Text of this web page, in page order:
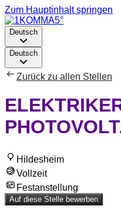
Zum Hauptinhalt springen
Deutsch
Deutsch
Zurück zu allen Stellen
Hildesheim
Vollzeit
Festanstellung
Auf diese Stelle bewerben